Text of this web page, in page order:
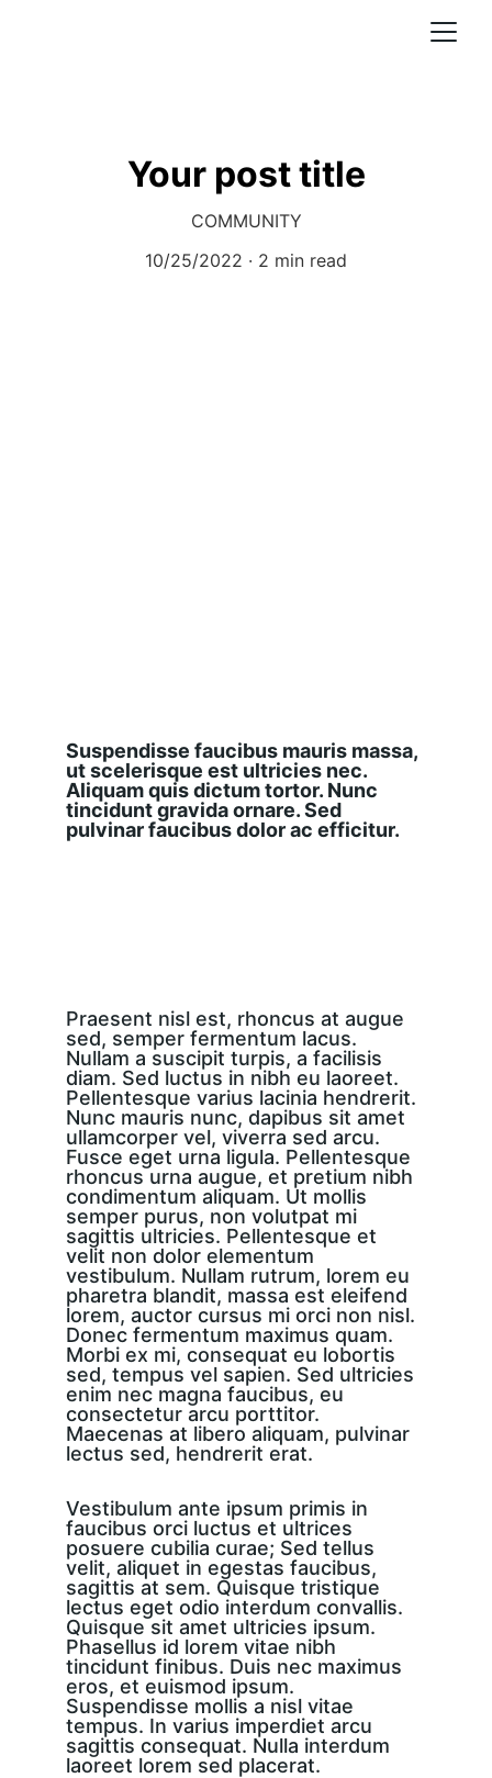
Your post title
COMMUNITY
10/25/2022
2 min read
Suspendisse faucibus mauris massa,
ut scelerisque est ultricies nec.
Aliquam quis dictum tortor. Nunc
tincidunt gravida ornare. Sed
pulvinar faucibus dolor ac efficitur.
Praesent nisl est, rhoncus at augue
sed, semper fermentum lacus.
Nullam a suscipit turpis, a facilisis
diam. Sed luctus in nibh eu laoreet.
Pellentesque varius lacinia hendrerit.
Nunc mauris nunc, dapibus sit amet
ullamcorper vel, viverra sed arcu.
Fusce eget urna ligula. Pellentesque
rhoncus urna augue, et pretium nibh
condimentum aliquam. Ut mollis
semper purus, non volutpat mi
sagittis ultricies. Pellentesque et
velit non dolor elementum
vestibulum. Nullam rutrum, lorem eu
pharetra blandit, massa est eleifend
lorem, auctor cursus mi orci non nisl.
Donec fermentum maximus quam.
Morbi ex mi, consequat eu lobortis
sed, tempus vel sapien. Sed ultricies
enim nec magna faucibus, eu
consectetur arcu porttitor.
Maecenas at libero aliquam, pulvinar
lectus sed, hendrerit erat.
Vestibulum ante ipsum primis in
faucibus orci luctus et ultrices
posuere cubilia curae; Sed tellus
velit, aliquet in egestas faucibus,
sagittis at sem. Quisque tristique
lectus eget odio interdum convallis.
Quisque sit amet ultricies ipsum.
Phasellus id lorem vitae nibh
tincidunt finibus. Duis nec maximus
eros, et euismod ipsum.
Suspendisse mollis a nisl vitae
tempus. In varius imperdiet arcu
sagittis consequat. Nulla interdum
laoreet lorem sed placerat.